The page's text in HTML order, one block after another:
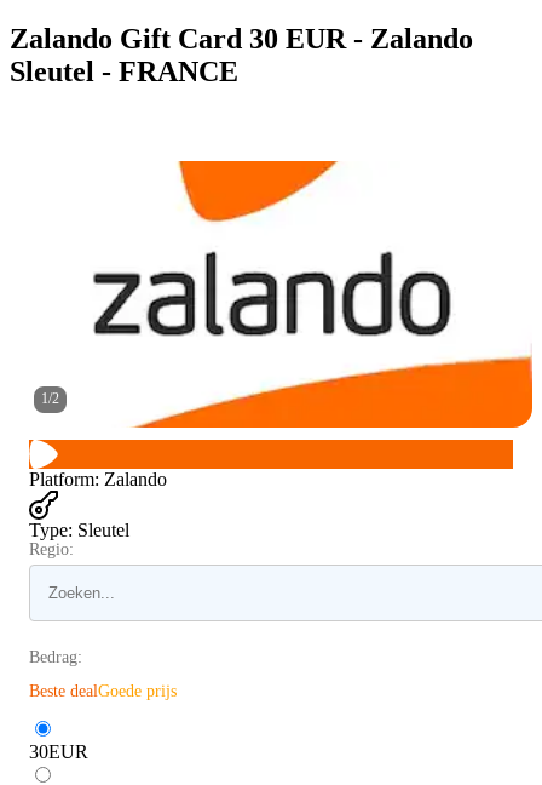
Zalando Gift Card 30 EUR - Zalando
Sleutel - FRANCE
1/2
Platform: Zalando
Type: Sleutel
Regio:
Bedrag:
Beste dealGoede prijs
30EUR